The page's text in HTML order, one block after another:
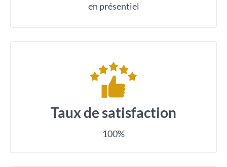
en présentiel
Taux de satisfaction
100%